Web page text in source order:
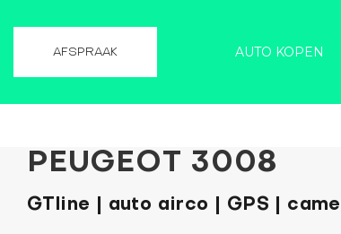
AFSPRAAK AUTO KOPEN
PEUGEOT 3008
GTline | auto airco | GPS |